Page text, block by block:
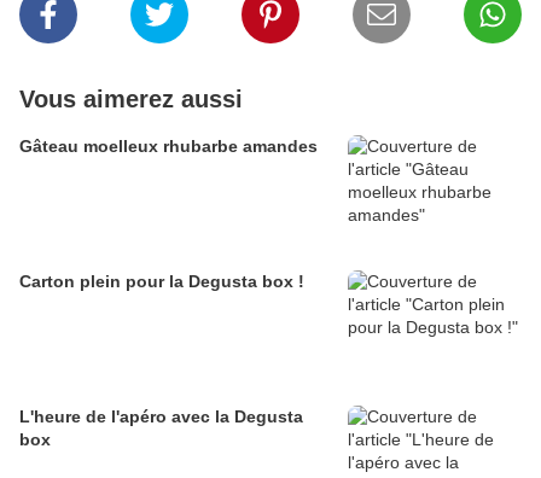
Vous aimerez aussi
Gâteau moelleux rhubarbe amandes
Carton plein pour la Degusta box !
L'heure de l'apéro avec la Degusta
box